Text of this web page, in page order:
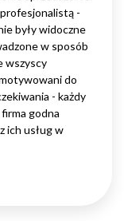
-
były widoczne
w sposób
wszyscy
do
- każdy
godna
ich usług w